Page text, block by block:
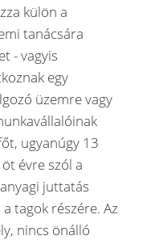
külön a
tanácsára
- vagyis
egy
üzemre vagy
ugyanúgy 13
évre szól a
juttatás
tagok részére. Az
nincs önálló